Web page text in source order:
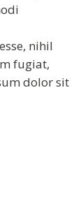
nihil
fugiat,
dolor sit